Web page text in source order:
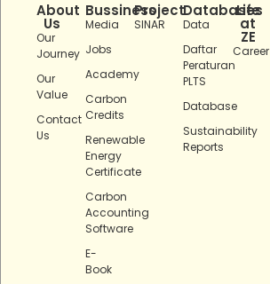
About
Us
Our
Journey
Our
Value
Contact
Us
Bussiness
Media
Jobs
Academy
Carbon
Credits
Renewable
Energy
Certificate
Carbon
Accounting
Software
E-
Book
Project
SINAR
Databases
Data
Daftar
Peraturan
PLTS
Database
Sustainability
Reports
Life
at
ZE
Career